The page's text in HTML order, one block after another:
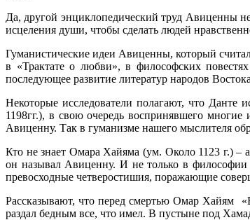
Да, другой энциклопедический труд Авиценны
исцеления души, чтобы сделать людей
Гуманистические идеи Авиценны, который
в «Трактате о любви», в философских
последующее развитие литератур народов
Некоторые исследователи полагают, что Данте
1198гг.), в свою очередь воспринявшего
Авиценну. Так в гуманизме нашего мыслителя
Кто не знает Омара Хайяма (ум. Около 1123 г.) –
он называл Авиценну. И не только в
превосходные четверостишия, поражающие
Рассказывают, что перед смертью Омар Хайям
раздал бедным все, что имел. В пустыне под